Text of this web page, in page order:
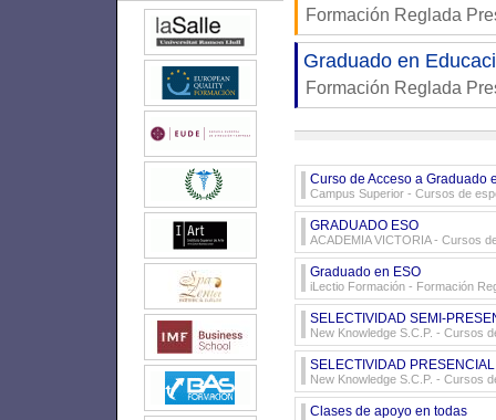
Formación Reglada
Graduado en
Formación Reglada
Curso de Acceso a Graduado
Campus Superior - Cursos de
GRADUADO ESO
ACADEMIA VICTORIA- Cursos
Graduado en ESO
iLectio Formación - Formación
SELECTIVIDAD SEMI-
New Knowledge S.C.P. - Cursos
SELECTIVIDAD PRESENCIAL
New Knowledge S.C.P. - Cursos
Clases de apoyo en todas